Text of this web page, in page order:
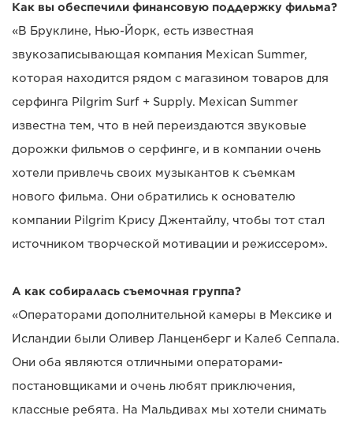
Как вы обеспечили финансовую поддержку фильма?
«В Бруклине, Нью-Йорк, есть известная
звукозаписывающая компания Mexican Summer,
которая находится рядом с магазином товаров для
серфинга Pilgrim Surf + Supply. Mexican Summer
известна тем, что в ней переиздаются звуковые
дорожки фильмов о серфинге, и в компании очень
хотели привлечь своих музыкантов к съемкам
нового фильма. Они обратились к основателю
компании Pilgrim Крису Джентайлу, чтобы тот стал
источником творческой мотивации и режиссером».
А как собиралась съемочная группа?
«Операторами дополнительной камеры в Мексике и
Исландии были Оливер Ланценберг и Калеб Сеппала.
Они оба являются отличными операторами-
постановщиками и очень любят приключения,
классные ребята. На Мальдивах мы хотели снимать